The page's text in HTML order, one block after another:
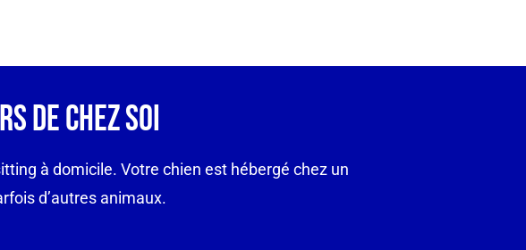
De Chez Soi
à domicile. Votre chien est hébergé chez un
d’autres animaux.